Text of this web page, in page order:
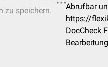
zu speichern.
Abrufbar
https://
DocCheck